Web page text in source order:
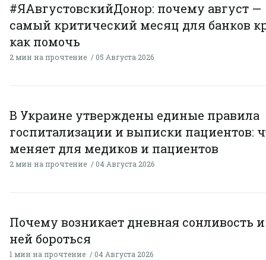
#ЯАвгустовскийДонор: почему август —
самый критический месяц для банков
как помочь
2 мин на прочтение 05 Августа 2026
В Украине утверждены единые правила
госпитализации и выписки пациентов:
меняет для медиков и пациентов
2 мин на прочтение 04 Августа 2026
Почему возникает дневная сонливость и
ней бороться
1 мин на прочтение 04 Августа 2026